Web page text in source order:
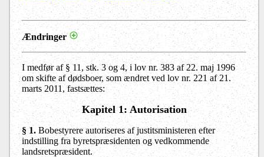
Ændringer
I medfør af § 11, stk. 3 og 4, i lov nr. 383 af 22. maj 1996
om skifte af dødsboer, som ændret ved lov nr. 221 af 21.
marts 2011, fastsættes:
Kapitel 1: Autorisation
§ 1. Bobestyrere autoriseres af justitsministeren efter
indstilling fra byretspræsidenten og vedkommende
landsretspræsident.